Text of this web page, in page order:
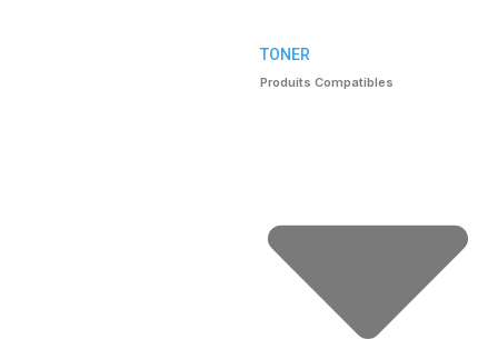
TONER
Produits Compatibles